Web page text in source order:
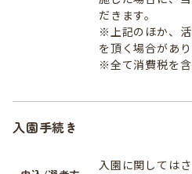
だきます。
※上記のほか、
を頂く場合があり
※全て消費税を含
入園手続き
入園に関しては